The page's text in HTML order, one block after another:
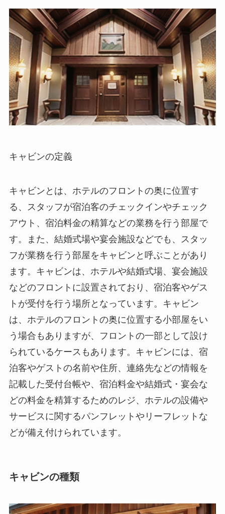
キャビンの定義
キャビンとは、ホテルのフロントの奥に位置す
る、スタッフが宿泊客のチェックインやチェック
アウト、宿泊料金の精算などの業務を行う部屋で
す。また、結婚式場や宴会施設などでも、スタッ
フが業務を行う部屋をキャビンと呼ぶことがあり
ます。キャビンは、ホテルや結婚式場、宴会施設
などのフロントに設置されており、宿泊客やゲス
トが受付を行う場所となっています。キャビン
は、ホテルのフロントの奥に位置する小部屋をい
う場合もありますが、フロントの一部として設け
られているケースもあります。キャビンには、宿
泊客やゲストの名前や住所、連絡先などの情報を
記載した受付台帳や、宿泊料金や結婚式・宴会な
どの料金を精算するためのレジ、ホテルの設備や
サービスに関するパンフレットやリーフレットな
どが備え付けられています。
キャビンの種類